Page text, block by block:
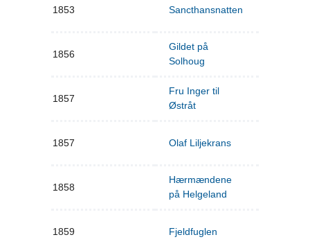
1853 Sancthansnatten
1856
Gildet på
Solhoug
1857
Fru Inger til
Østråt
1857 Olaf Liljekrans
1858
Hærmændene
på Helgeland
1859 Fjeldfuglen